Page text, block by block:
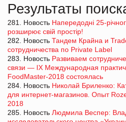
Результаты
281. Новость Напередодні 25-
розширює свій простір!
282. Новость Тандем Крайна и
сотрудничества по Private Label
283. Новость Развиваем
связи — IX Международная
FoodMaster-2018 состоялась
284. Новость Николай Бриленко:
для интернет-магазинов. Опыт
2018
285. Новость Людмила Веспер: